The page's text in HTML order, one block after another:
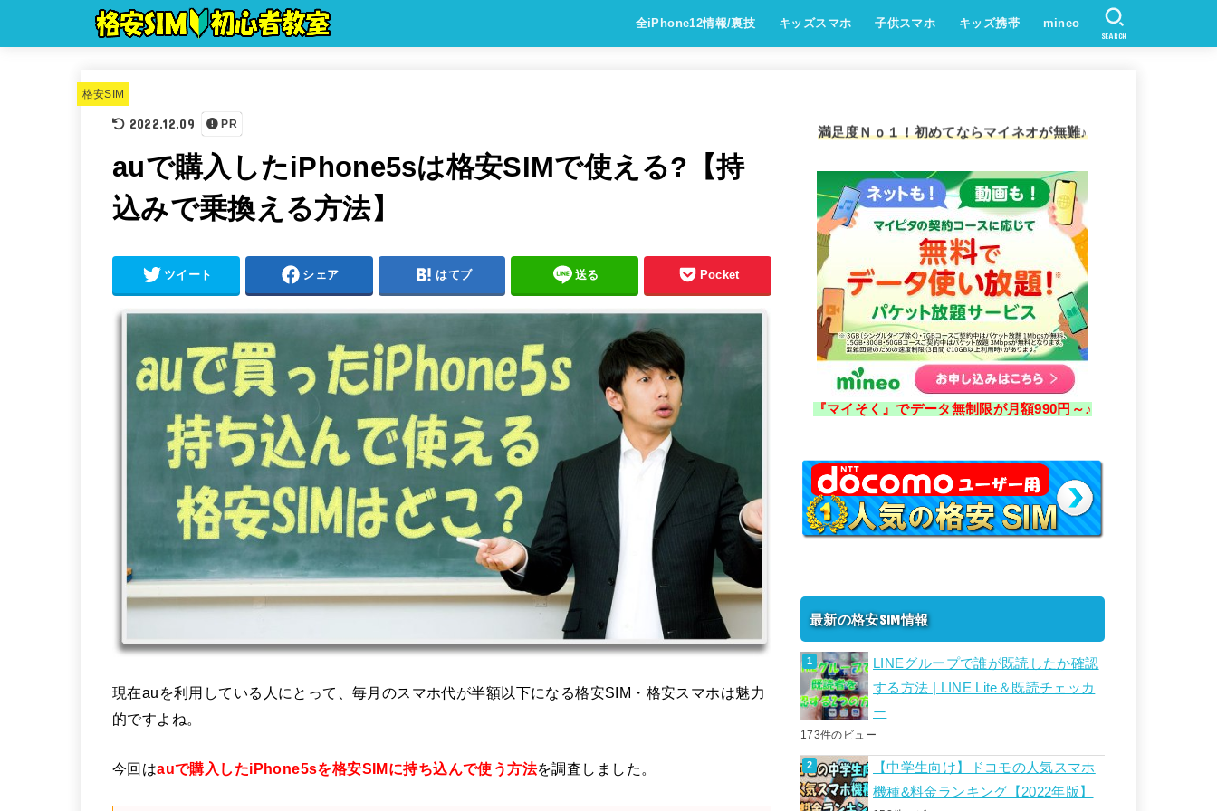
全iPhone12情報/裏技 キッズスマホ 子供スマホ キッズ携帯 mineo
SEARCH
格安SIM
2022.12.09 PR
auで購入したiPhone5sは格安SIMで使える?【持
込みで乗換える方法】
ツイート シェア はてブ 送る Pocket
現在auを利用している人にとって、毎月のスマホ代が半額以下になる格安SIM・格安スマホは魅力
的ですよね。
今回はauで購入したiPhone5sを格安SIMに持ち込んで使う方法を調査しました。
満足度Ｎｏ１！初めてならマイネオが無難♪
『マイそく』でデータ無制限が月額990円～♪
最新の格安SIM情報
LINEグループで誰が既読したか確認
する方法 | LINE Lite＆既読チェッカ
ー
173件のビュー
【中学生向け】ドコモの人気スマホ
機種&料金ランキング【2022年版】